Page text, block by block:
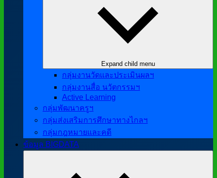
Expand child menu
กลุ่มงานวัดและประเมินผลฯ
กลุ่มงานสื่อ นวัตกรรมฯ
Active Learning
กลุ่มพัฒนาครูฯ
กลุ่มส่งเสริมการศึกษาทางไกลฯ
กลุ่มกฎหมายและคดี
ข้อมูล BIGDATA